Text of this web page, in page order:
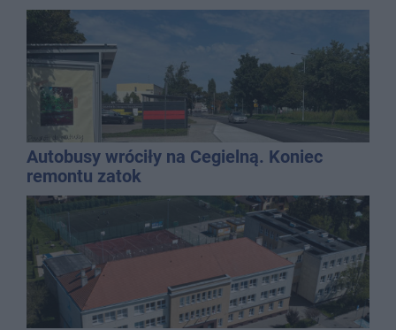
najbardziej narażonych na upały
Autobusy wróciły na Cegielną. Koniec
remontu zatok